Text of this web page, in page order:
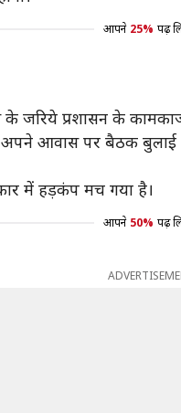
आपने 25% पढ़
के जरिये प्रशासन के
अपने आवास पर बैठक
में हड़कंप मच गया है।
आपने 50% पढ़